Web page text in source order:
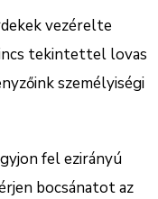
vezérelte
tekintettel lovas
személyiségi
fel ezirányú
bocsánatot az